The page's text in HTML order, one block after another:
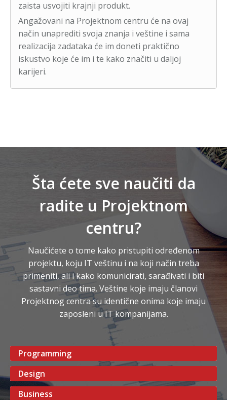
zaista usvojiti krajnji produkt.
Angažovani na Projektnom centru će na ovaj
način unaprediti svoja znanja i veštine i sama
realizacija zadataka će im doneti praktično
iskustvo koje će im i te kako značiti u daljoj
karijeri.
Šta ćete sve naučiti da
radite u Projektnom
centru?
Naučićete o tome kako pristupiti određenom
projektu, koju IT veštinu i na koji način treba
primeniti, ali i kako komunicirati, sarađivati i biti
sastavni deo tima. Veštine koje imaju članovi
Projektnog centra su identične onima koje imaju
zaposleni u IT kompanijama.
Programming
Design
Business